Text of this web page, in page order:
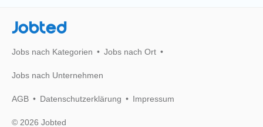
Jobted
Jobs nach Kategorien Jobs nach Ort
Jobs nach Unternehmen
AGB Datenschutzerklärung Impressum
© 2026 Jobted